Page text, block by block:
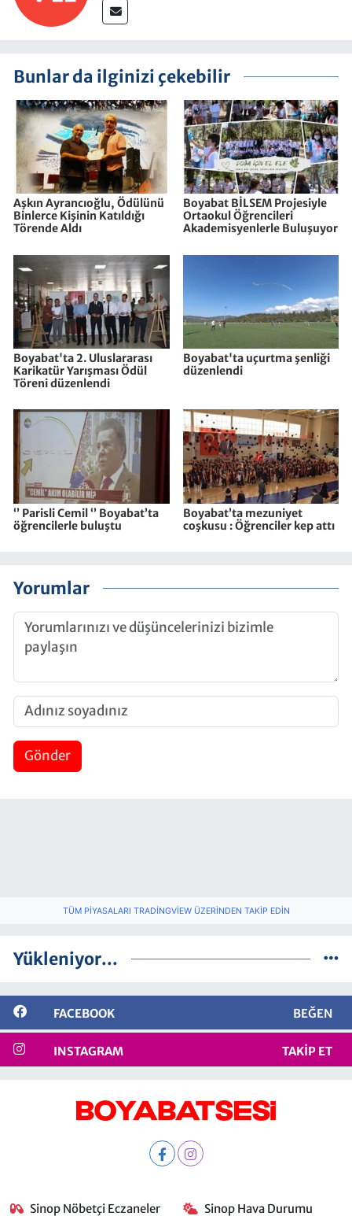
Bunlar da ilginizi çekebilir
Aşkın Ayrancıoğlu, Ödülünü
Binlerce Kişinin Katıldığı
Törende Aldı
Boyabat BİLSEM Projesiyle
Ortaokul Öğrencileri
Akademisyenlerle Buluşuyor
Boyabat'ta 2. Uluslararası
Karikatür Yarışması Ödül
Töreni düzenlendi
Boyabat'ta uçurtma şenliği
düzenlendi
‘’ Parisli Cemil ‘’ Boyabat’ta
öğrencilerle buluştu
Boyabat’ta mezuniyet
coşkusu : Öğrenciler kep attı
Yorumlar
Gönder
TÜM PIYASALARI TRADINGVIEW ÜZERINDEN TAKIP EDIN
Yükleniyor...
FACEBOOK BEĞEN
INSTAGRAM TAKIP ET
Sinop Nöbetçi Eczaneler Sinop Hava Durumu